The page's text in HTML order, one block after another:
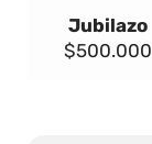
Jubilazo
$500.000